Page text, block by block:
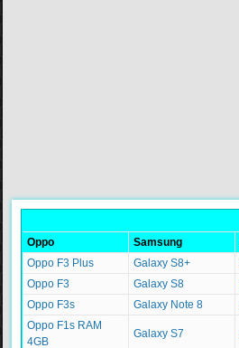
Oppo Samsung
Oppo F3 Plus
Galaxy S8+
Oppo F3
Galaxy S8
Oppo F3s
Galaxy Note 8
Oppo F1s RAM
4GB
Galaxy S7